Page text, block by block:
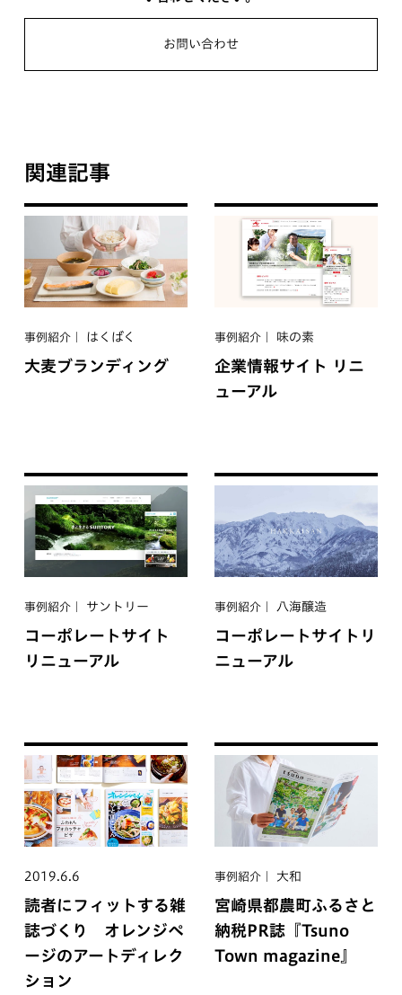
お問い合わせ
関連記事
事例紹介 はくばく
大麦ブランディング
事例紹介 味の素
企業情報サイト リニ
ューアル
事例紹介 サントリー
コーポレートサイト
リニューアル
事例紹介 八海醸造
コーポレートサイトリ
ニューアル
2019.6.6
読者にフィットする雑
誌づくり オレンジペ
ージのアートディレク
ション
事例紹介 大和
宮崎県都農町ふるさと
納税PR誌『Tsuno
Town magazine』